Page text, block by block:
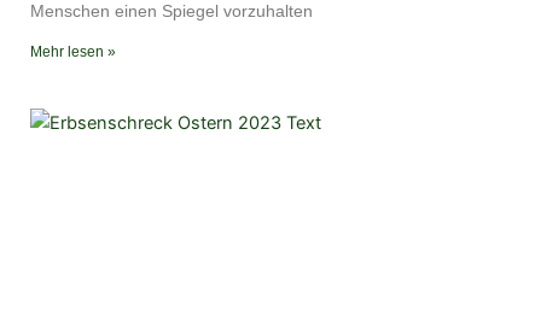
Menschen einen Spiegel vorzuhalten
Mehr lesen »